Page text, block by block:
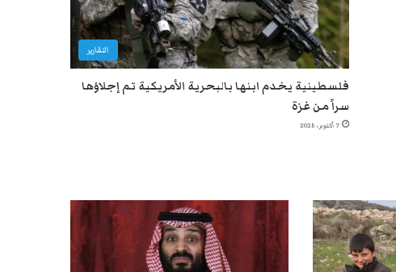
التقارير
فلسطينية يخدم ابنها بالبحرية الأمريكية تم إجلاؤها
سراً من غزة
7 أكتوبر، 2025